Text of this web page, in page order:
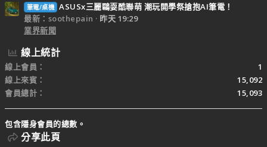
筆電/桌機 ASUSx三麗鷗耍酷聯萌 潮玩開學祭搶抱AI筆電！
最新：soothepain
昨天 19:29
業界新聞
線上統計
線上會員
1
線上來賓
15,092
會員總計
15,093
包含隱身會員的總數。
分享此頁